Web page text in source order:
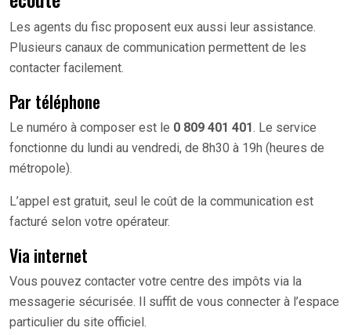
Les agents du fisc proposent eux aussi leur assistance.
Plusieurs canaux de communication permettent de les
contacter facilement.
Par téléphone
Le numéro à composer est le 0 809 401 401. Le service
fonctionne du lundi au vendredi, de 8h30 à 19h (heures de
métropole).
L’appel est gratuit, seul le coût de la communication est
facturé selon votre opérateur.
Via internet
Vous pouvez contacter votre centre des impôts via la
messagerie sécurisée. Il suffit de vous connecter à l’espace
particulier du site officiel.